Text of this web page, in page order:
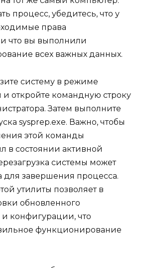
процесс, убедитесь, что у
права
что вы выполнили
всех важных данных.
систему в режиме
и откройте командную строку
Затем выполните
sysprep.exe. Важно, чтобы
этой команды
в состоянии активной
системы может
для завершения процесса.
утилиты позволяет в
обновленного
конфигурации, что
функционирование